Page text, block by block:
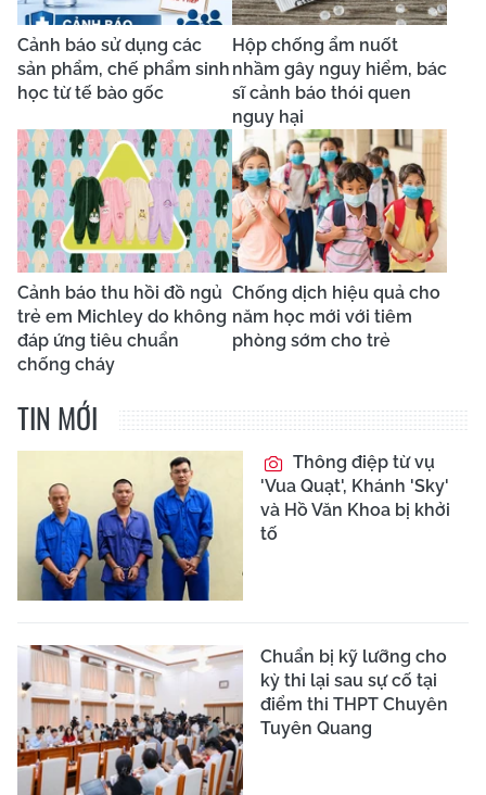
Cảnh báo sử dụng các
sản phẩm, chế phẩm sinh
học từ tế bào gốc
Hộp chống ẩm nuốt
nhầm gây nguy hiểm, bác
sĩ cảnh báo thói quen
nguy hại
Cảnh báo thu hồi đồ ngủ
trẻ em Michley do không
đáp ứng tiêu chuẩn
chống cháy
Chống dịch hiệu quả cho
năm học mới với tiêm
phòng sớm cho trẻ
TIN MỚI
Thông điệp từ vụ
'Vua Quạt', Khánh 'Sky'
và Hồ Văn Khoa bị khởi
tố
Chuẩn bị kỹ lưỡng cho
kỳ thi lại sau sự cố tại
điểm thi THPT Chuyên
Tuyên Quang